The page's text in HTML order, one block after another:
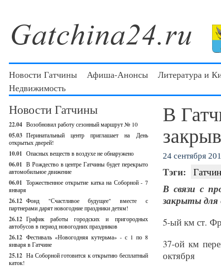
Новости Гатчины Афиша-Анонсы
Литература и
Недвижимость
Новости Гатчины
22.04 Возобновил работу сезонный маршрут № 10
05.03 Перинатальный центр приглашает на День
открытых дверей!
10.01 Опасных веществ в воздухе не обнаружено
06.01 В Рождество в центре Гатчины будет перекрыто
автомобильное движение
06.01 Торжественное открытие катка на Соборной - 7
января
26.12 Фонд "Счастливое будущее" вместе с
партнерами дарят новогодние праздники детям!
26.12 График работы городских и пригородных
автобусов в период новогодних праздников
26.12 Фестиваль «Новогодняя кутерьма» - с 1 по 8
января в Гатчине
25.12 На Соборной готовится к открытию бесплатный
каток!
В
24 сентября
Тэги:
В связи с
закрыты для
5-ый км ст.
37-ой км
октября